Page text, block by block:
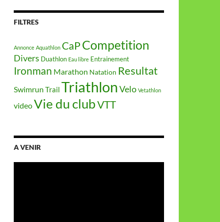
FILTRES
Annonce Aquathlon CaP Competition
Divers Duathlon Eau libre Entrainement
Ironman Marathon Natation Resultat
Swimrun Trail TriathlonVelo Vetathlon
videoVie du clubVTT
A VENIR